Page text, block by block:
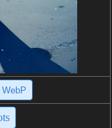
WebP